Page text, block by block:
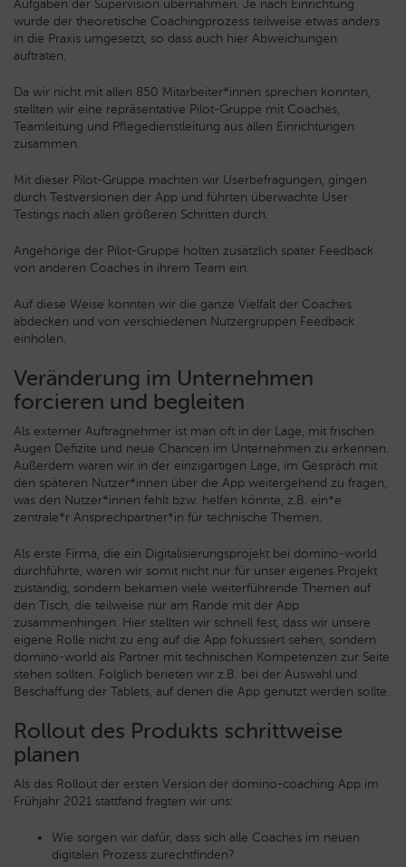
Aufgaben der Supervision übernahmen. Je nach Einrichtung
wurde der theoretische Coachingprozess teilweise etwas anders
in die Praxis umgesetzt, so dass auch hier Abweichungen
auftraten.
Da wir nicht mit allen 850 Mitarbeiter*innen sprechen konnten,
stellten wir eine repräsentative Pilot-Gruppe mit Coaches,
Teamleitung und Pflegedienstleitung aus allen Einrichtungen
zusammen.
Mit dieser Pilot-Gruppe machten wir Userbefragungen, gingen
durch Testversionen der App und führten überwachte User
Testings nach allen größeren Schritten durch.
Angehörige der Pilot-Gruppe holten zusätzlich später Feedback
von anderen Coaches in ihrem Team ein.
Auf diese Weise konnten wir die ganze Vielfalt der Coaches
abdecken und von verschiedenen Nutzergruppen Feedback
einholen.
Veränderung im Unternehmen
forcieren und begleiten
Als externer Auftragnehmer ist man oft in der Lage, mit frischen
Augen Defizite und neue Chancen im Unternehmen zu erkennen.
Außerdem waren wir in der einzigartigen Lage, im Gespräch mit
den späteren Nutzer*innen über die App weitergehend zu fragen,
was den Nutzer*innen fehlt bzw. helfen könnte, z.B. ein*e
zentrale*r Ansprechpartner*in für technische Themen.
Als erste Firma, die ein Digitalisierungsprojekt bei domino-world
durchführte, waren wir somit nicht nur für unser eigenes Projekt
zuständig, sondern bekamen viele weiterführende Themen auf
den Tisch, die teilweise nur am Rande mit der App
zusammenhingen. Hier stellten wir schnell fest, dass wir unsere
eigene Rolle nicht zu eng auf die App fokussiert sehen, sondern
domino-world als Partner mit technischen Kompetenzen zur Seite
stehen sollten. Folglich berieten wir z.B. bei der Auswahl und
Beschaffung der Tablets, auf denen die App genutzt werden sollte.
Rollout des Produkts schrittweise
planen
Als das Rollout der ersten Version der domino-coaching App im
Frühjahr 2021 stattfand fragten wir uns:
Wie sorgen wir dafür, dass sich alle Coaches im neuen
digitalen Prozess zurechtfinden?